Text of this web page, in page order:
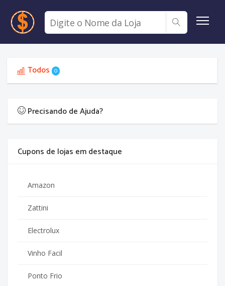
Todos 0
Precisando de Ajuda?
Cupons de lojas em destaque
Amazon
Zattini
Electrolux
Vinho Facil
Ponto Frio